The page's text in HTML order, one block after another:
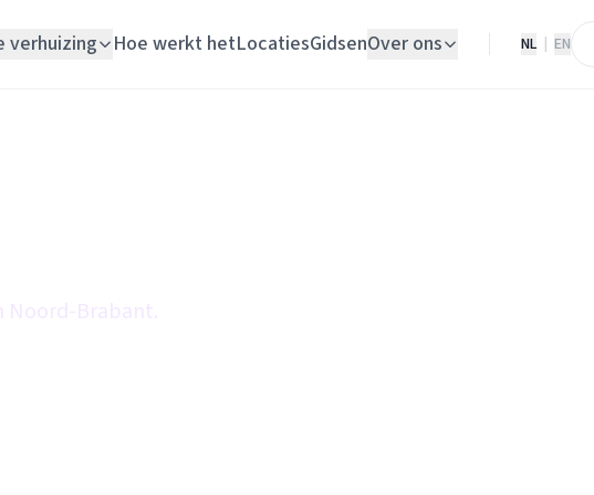
verhuizing Hoe werkt hetLocatiesGidsenOver ons NL EN